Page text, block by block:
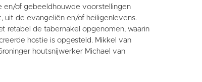
en/of gebeeldhouwde voorstellingen
uit de evangeliën en/of heiligenlevens.
retabel de tabernakel opgenomen, waarin
hostie is opgesteld. Mikkel van
houtsnijwerker Michael van